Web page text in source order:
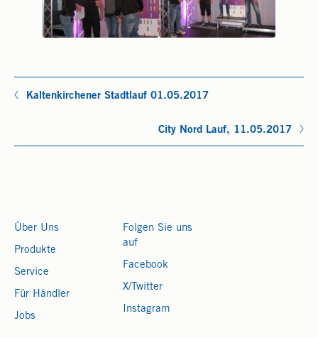
Kaltenkirchener Stadtlauf 01.05.2017
City Nord Lauf, 11.05.2017
Über Uns
Produkte
Service
Für Händler
Jobs
Folgen Sie uns
auf
Facebook
X/Twitter
Instagram